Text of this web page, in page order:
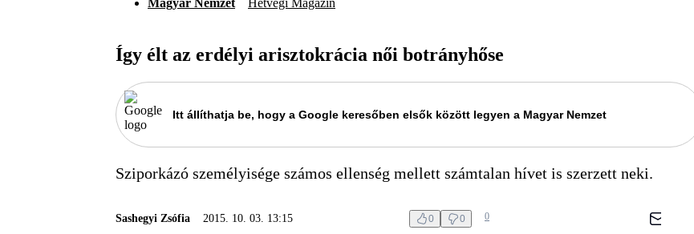
Magyar Nemzet Hétvégi Magazin
Így élt az erdélyi arisztokrácia női botrányhőse
Itt állíthatja be, hogy a Google keresőben elsők között legyen a Magyar Nemzet
Sziporkázó személyisége számos ellenség mellett számtalan hívet is szerzett neki.
Sashegyi Zsófia 2015. 10. 03. 13:15 0 0 0